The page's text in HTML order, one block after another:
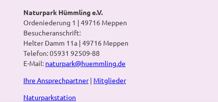
Naturpark Hümmling e.V.
Ordeniederung 1 | 49716 Meppen
Besucheranschrift:
Helter Damm 11a | 49716 Meppen
Telefon: 05931 92509-88
E-Mail: naturpark@huemmling.de
Ihre Ansprechpartner| Mitglieder
Naturparkstation